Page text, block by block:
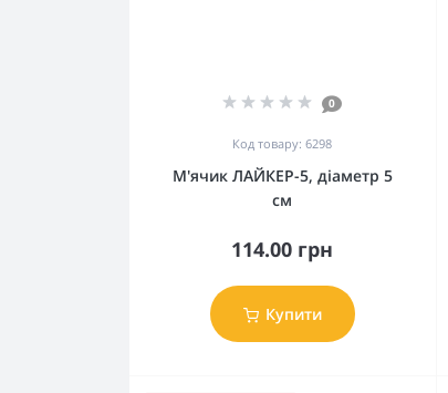
0
Код товару: 6298
М'ячик ЛАЙКЕР-5, діаметр 5
см
114.00 грн
Купити